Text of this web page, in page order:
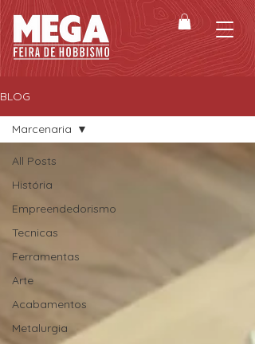
BLOG
All Posts
História
Empreendedorismo
Tecnicas
Ferramentas
Arte
Acabamentos
Metalurgia
Marcenaria